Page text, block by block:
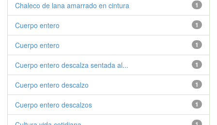
1
Chaleco de lana amarrado en cintura
1
Cuerpo entero
1
Cuerpo entero
1
Cuerpo entero descalza sentada al...
1
Cuerpo entero descalzo
1
Cuerpo entero descalzos